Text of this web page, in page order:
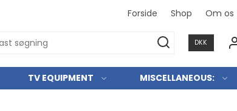
Forside Shop Om os
DKK
TV EQUIPMENT MISCELLANEOUS: